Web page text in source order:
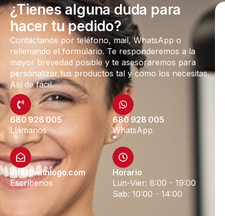
¿Tienes alguna duda para
hacer tu pedido?
Contáctanos por teléfono, mail, WhatsApp o
rellenando el formulario. Te responderemos a la
mayor brevedad posible y te asesoraremos para
personalizar tus productos tal y como los necesitas.
Así de fácil.
680 928 005
Llámanos
680 928 005
WhatsApp
info@withlogo.com
Escríbenos
Horario
Lun-Vier: 8:00 - 19:00
Sab: 10:00 - 14:00